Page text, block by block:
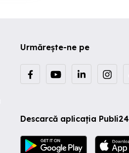
Urmărește-ne pe
Descarcă aplicația Publi24